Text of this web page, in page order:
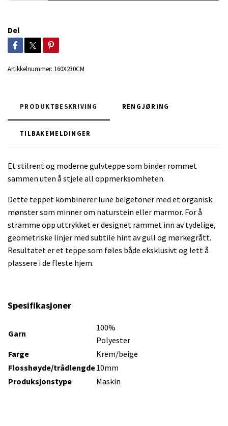
Del
Artikkelnummer: 160X230CM
PRODUKTBESKRIVING RENGJØRING
TILBAKEMELDINGER
Et stilrent og moderne gulvteppe som binder rommet
sammen uten å stjele all oppmerksomheten.
Dette teppet kombinerer lune beigetoner med et organisk
mønster som minner om naturstein eller marmor. For å
stramme opp uttrykket er designet rammet inn av tydelige,
geometriske linjer med subtile hint av gull og mørkegrått.
Resultatet er et teppe som føles både eksklusivt og lett å
plassere i de fleste hjem.
Spesifikasjoner
Garn
100%
Polyester
Farge
Krem/beige
Flosshøyde/trådlengde10mm
Produksjonstype
Maskin